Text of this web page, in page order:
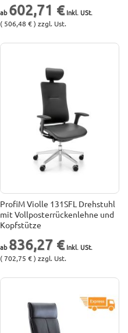
602,71 €
( 506,48 € ) zzgl. Ust.
ProfiM Violle 131SFL Drehstuhl
mit Vollposterrückenlehne und
Kopfstütze
836,27 €
( 702,75 € ) zzgl. Ust.